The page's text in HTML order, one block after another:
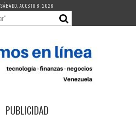
SÁBADO, AGOSTO 8, 2026
PUBLICIDAD